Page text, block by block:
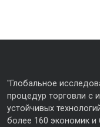
"Глобальное
процедур торговли с
устойчивых
более 160 экономик